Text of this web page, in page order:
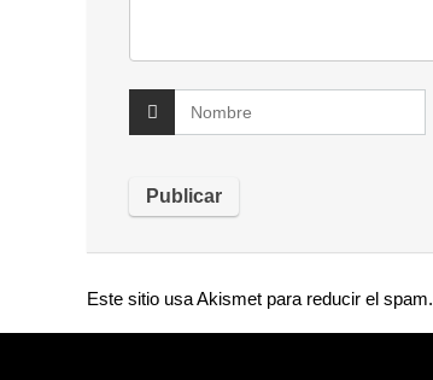
Este sitio usa Akismet para reducir el spam.